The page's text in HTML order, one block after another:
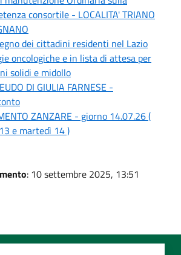
consortile - LOCALITA' TRIANO
dei cittadini residenti nel Lazio
oncologiche e in lista di attesa per
solidi e midollo
DI GIULIA FARNESE -
ZANZARE - giorno 14.07.26 (
e martedì 14 )
: 10 settembre 2025, 13:51